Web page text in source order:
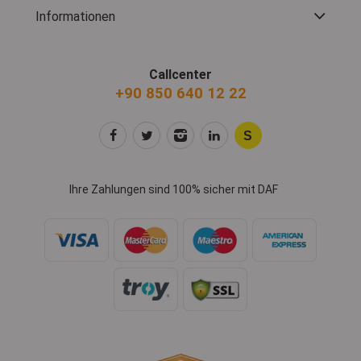
Informationen
Callcenter
+90 850 640 12 22
Ihre Zahlungen sind 100% sicher mit DAF